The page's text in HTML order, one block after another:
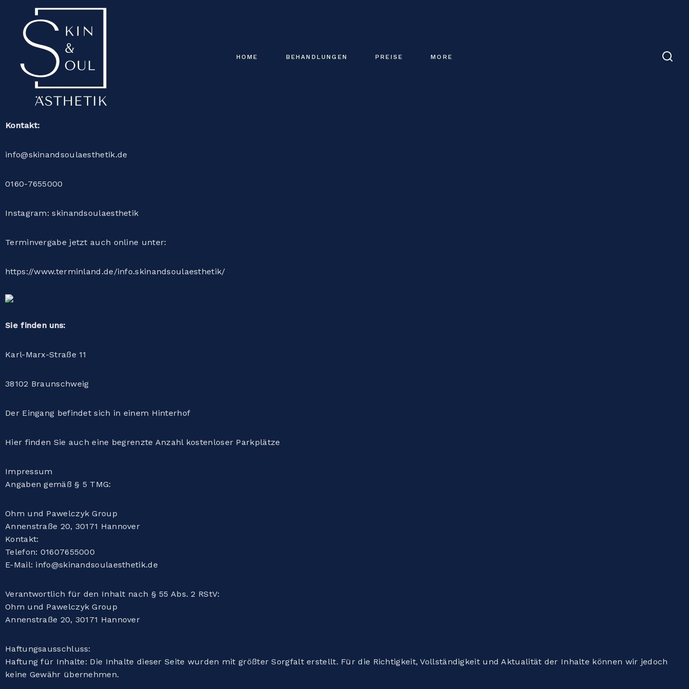
HOME BEHANDLUNGEN PREISE MORE
Kontakt:
info@skinandsoulaesthetik.de
0160-7655000
Instagram: skinandsoulaesthetik
Terminvergabe jetzt auch online unter:
https://www.terminland.de/info.skinandsoulaesthetik/
Sie finden uns:
Karl-Marx-Straße 11
38102 Braunschweig
Der Eingang befindet sich in einem Hinterhof
Hier finden Sie auch eine begrenzte Anzahl kostenloser Parkplätze
Impressum
Angaben gemäß § 5 TMG:
Ohm und Pawelczyk Group
Annenstraße 20, 30171 Hannover
Kontakt:
Telefon: 01607655000
E-Mail: info@skinandsoulaesthetik.de
Verantwortlich für den Inhalt nach § 55 Abs. 2 RStV:
Ohm und Pawelczyk Group
Annenstraße 20, 30171 Hannover
Haftungsausschluss:
Haftung für Inhalte: Die Inhalte dieser Seite wurden mit größter Sorgfalt erstellt. Für die Richtigkeit, Vollständigkeit und Aktualität der Inhalte können wir jedoch
keine Gewähr übernehmen.